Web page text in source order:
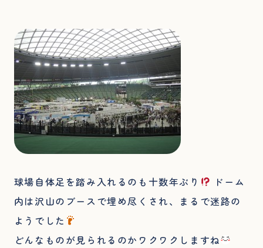
球場自体足を踏み入れるのも十数年ぶり
ドーム
内は沢山のブースで埋め尽くされ、まるで迷路の
ようでした
どんなものが見られるのかワクワクしますね